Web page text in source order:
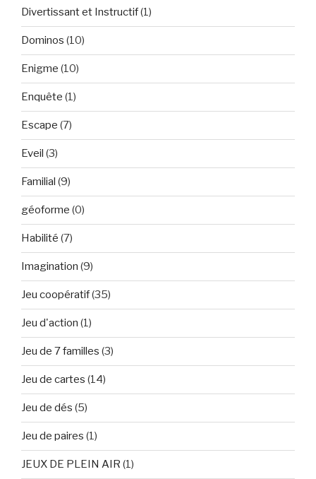
Divertissant et Instructif(1)
Dominos (10)
Enigme (10)
Enquête (1)
Escape (7)
Eveil (3)
Familial (9)
géoforme (0)
Habilité (7)
Imagination (9)
Jeu coopératif(35)
Jeu d'action (1)
Jeu de 7 familles (3)
Jeu de cartes (14)
Jeu de dés (5)
Jeu de paires (1)
JEUX DE PLEIN AIR (1)